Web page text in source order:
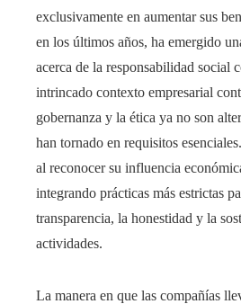
exclusivamente en aumentar sus
en los últimos años, ha emergido
acerca de la responsabilidad social
intrincado contexto empresarial
gobernanza y la ética ya no son
han tornado en requisitos
al reconocer su influencia
integrando prácticas más estrictas
transparencia, la honestidad y la
actividades.
La manera en que las compañías